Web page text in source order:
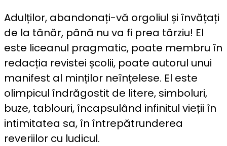
Adulților, abandonați-vă orgoliul și învățați
de la tânăr, până nu va fi prea târziu! El
este liceanul pragmatic, poate membru în
redacția revistei școlii, poate autorul unui
manifest al minților neînțelese. El este
olimpicul îndrăgostit de litere, simboluri,
buze, tablouri, încapsulând infinitul vieții în
intimitatea sa, în întrepătrunderea
reveriilor cu ludicul.